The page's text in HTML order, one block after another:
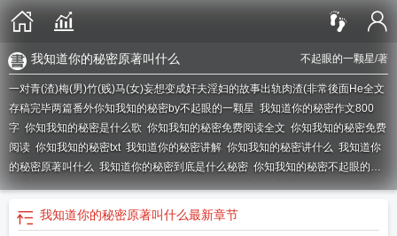
不起眼的一颗星/著
我知道你的秘密原著叫什么
一对青(渣)梅(男)竹(贱)马(女)妄想变成奸夫淫妇的故事出轨肉渣(非常後面He全文
存稿完毕两篇番外你知我知的秘密by不起眼的一颗星 我知道你的秘密作文800
字 你知我知的秘密是什么歌 你知我知的秘密免费阅读全文 你知我知的秘密免费
阅读 你知我知的秘密txt 我知道你的秘密讲解 你知我知的秘密讲什么 我知道你
的秘密原著叫什么 我知道你的秘密到底是什么秘密 你知我知的秘密不起眼的一
颗星你知道我的秘密什么你知我知的秘密by不起眼的一颗星免费你知我知的秘
密青梅竹马
剧名我知道你的秘密 我知道你的秘密
知的秘密百度
我知道你的秘密原著叫什么最新章节